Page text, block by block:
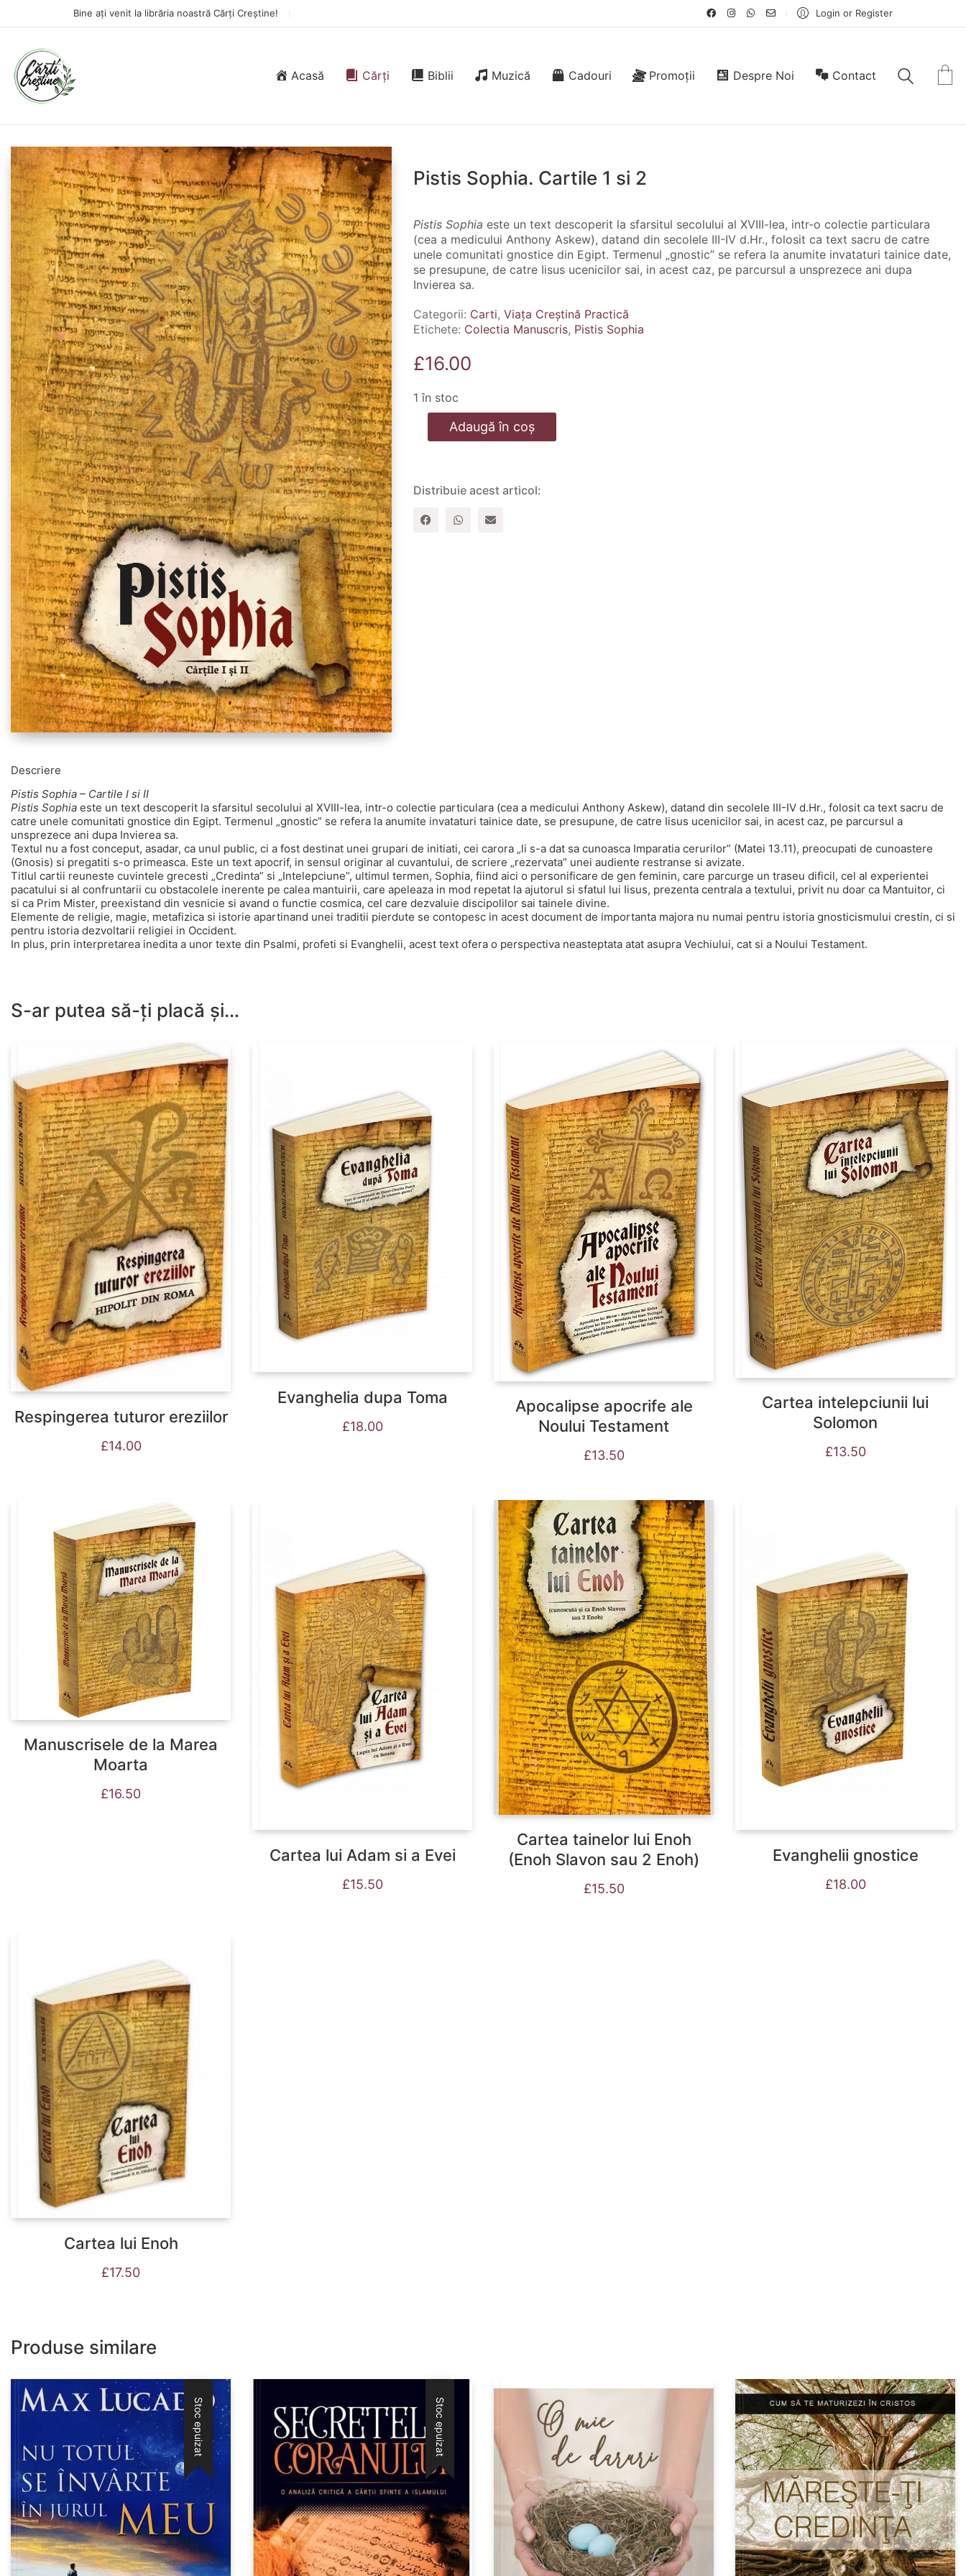
Bine ați venit la librăria noastră Cărți Creștine! Login or Register
Acasă Cărți Biblii Muzică Cadouri Promoții Despre Noi Contact
Pistis Sophia. Cartile 1 si 2
Pistis Sophia este un text descoperit la sfarsitul secolului al XVIII-lea, intr-o colectie particulara
(cea a medicului Anthony Askew), datand din secolele III-IV d.Hr., folosit ca text sacru de catre
unele comunitati gnostice din Egipt. Termenul „gnostic” se refera la anumite invataturi tainice date,
se presupune, de catre Iisus ucenicilor sai, in acest caz, pe parcursul a unsprezece ani dupa
Invierea sa.
Categorii: Carti, Viața Creștină Practică
Etichete: Colectia Manuscris, Pistis Sophia
£16.00
1 în stoc
Cantitate
Sophia.
si
Adaugă în coș
Distribuie acest articol:
Descriere
Pistis Sophia – Cartile I si II
Pistis Sophia este un text descoperit la sfarsitul secolului al XVIII-lea, intr-o colectie particulara (cea a medicului Anthony Askew), datand din secolele III-IV d.Hr., folosit ca text sacru de
catre unele comunitati gnostice din Egipt. Termenul „gnostic” se refera la anumite invataturi tainice date, se presupune, de catre Iisus ucenicilor sai, in acest caz, pe parcursul a
unsprezece ani dupa Invierea sa.
Textul nu a fost conceput, asadar, ca unul public, ci a fost destinat unei grupari de initiati, cei carora „li s-a dat sa cunoasca Imparatia cerurilor” (Matei 13.11), preocupati de cunoastere
(Gnosis) si pregatiti s-o primeasca. Este un text apocrif, in sensul originar al cuvantului, de scriere „rezervata” unei audiente restranse si avizate.
Titlul cartii reuneste cuvintele grecesti „Credinta” si „Intelepciune”, ultimul termen, Sophia, fiind aici o personificare de gen feminin, care parcurge un traseu dificil, cel al experientei
pacatului si al confruntarii cu obstacolele inerente pe calea mantuirii, care apeleaza in mod repetat la ajutorul si sfatul lui Iisus, prezenta centrala a textului, privit nu doar ca Mantuitor, ci
si ca Prim Mister, preexistand din vesnicie si avand o functie cosmica, cel care dezvaluie discipolilor sai tainele divine.
Elemente de religie, magie, metafizica si istorie apartinand unei traditii pierdute se contopesc in acest document de importanta majora nu numai pentru istoria gnosticismului crestin, ci si
pentru istoria dezvoltarii religiei in Occident.
In plus, prin interpretarea inedita a unor texte din Psalmi, profeti si Evanghelii, acest text ofera o perspectiva neasteptata atat asupra Vechiului, cat si a Noului Testament.
S-ar putea să-ți placă și…
Respingerea tuturor ereziilor
£14.00
Evanghelia dupa Toma
£18.00
Apocalipse apocrife ale
Noului Testament
£13.50
Cartea intelepciunii lui
Solomon
£13.50
Manuscrisele de la Marea
Moarta
£16.50
Cartea lui Adam si a Evei
£15.50
Cartea tainelor lui Enoh
(Enoh Slavon sau 2 Enoh)
£15.50
Evanghelii gnostice
£18.00
Cartea lui Enoh
£17.50
Produse similare
Stoc epuizat Stoc epuizat